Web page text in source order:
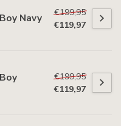
Navy
€199,95
€119,97
€199,95
€119,97